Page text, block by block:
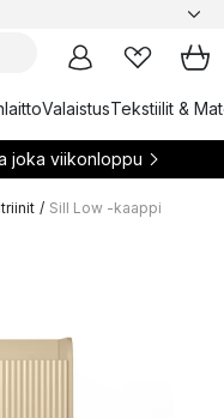
ValaistusTekstiilit &
joka viikonloppu
/ Sill Low -kaappi